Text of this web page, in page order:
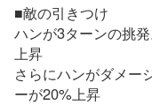
■敵の引きつけ
ハンが3ターンの挑
上昇
さらにハンがダメー
ーが20%上昇